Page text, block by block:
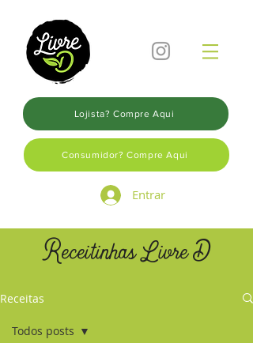
Lojista? Compre Aqui
Consumidor? Compre Aqui
Entrar
Receitinhas Livre D
Receitas
Todos posts